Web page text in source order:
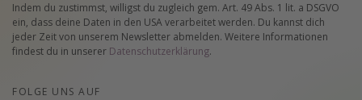
Indem du zustimmst, willigst du zugleich gem. Art. 49 Abs. 1 lit. a DSGVO
ein, dass deine Daten in den USA verarbeitet werden. Du kannst dich
jeder Zeit von unserem Newsletter abmelden. Weitere Informationen
findest du in unserer Datenschutzerklärung.
FOLGE UNS AUF